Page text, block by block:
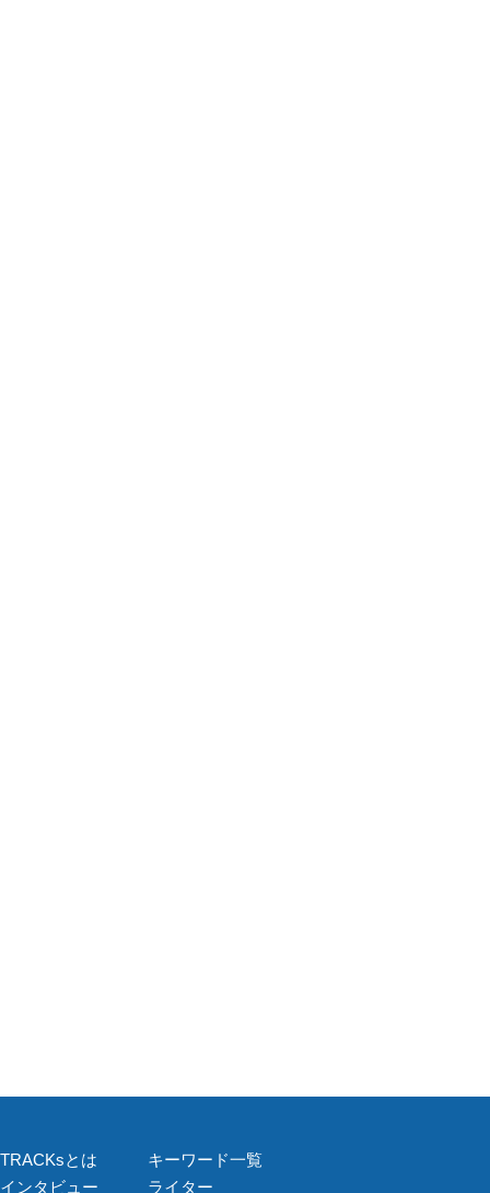
TRACKsとは
インタビュー
キーワード一覧
ライター